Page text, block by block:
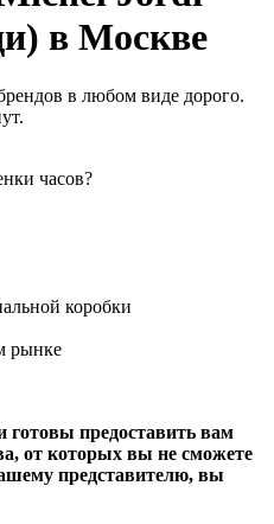
в Москве
в любом виде дорого.
часов?
коробки
рынке
предоставить вам
от которых вы не сможете
представителю, вы